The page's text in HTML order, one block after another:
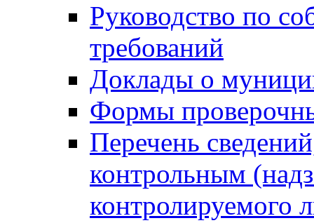
Руководство по
требований
Доклады о
Формы
Перечень
контрольным
контролируемого